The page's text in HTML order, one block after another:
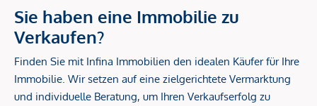
Sie haben eine Immobilie zu
Verkaufen?
Finden Sie mit Infina Immobilien den idealen Käufer für Ihre
Immobilie. Wir setzen auf eine zielgerichtete Vermarktung
und individuelle Beratung, um Ihren Verkaufserfolg zu